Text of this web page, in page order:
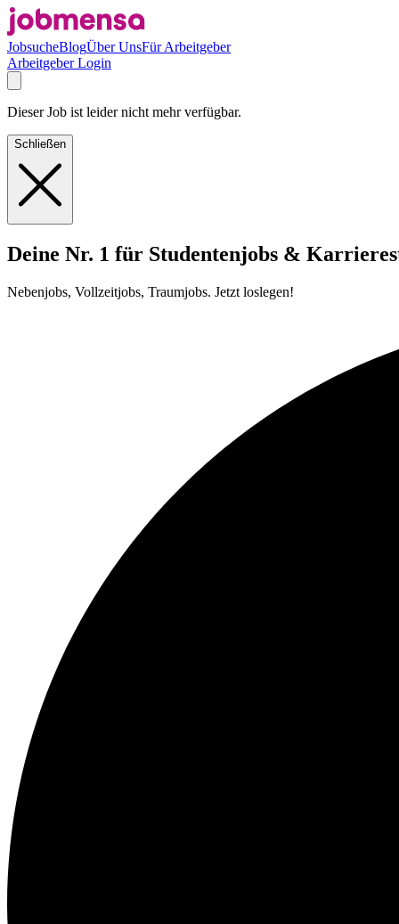
JobsucheBlogÜber UnsFür Arbeitgeber
Arbeitgeber Login
Dieser Job ist leider nicht mehr verfügbar.
Schließen
Deine Nr. 1 für Studentenjobs &
Nebenjobs, Vollzeitjobs, Traumjobs. Jetzt loslegen!